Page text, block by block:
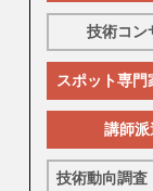
技術コン
スポット専
講師
技術動向調査